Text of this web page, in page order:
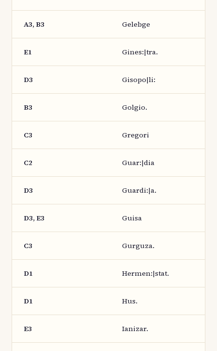
A3, B3 Gelebge
E1 Gines:|tra.
D3 Gisopo|li:
B3 Golgio.
C3 Gregori
C2 Guar:|dia
D3 Guardi:|a.
D3, E3 Guisa
C3 Gurguza.
D1 Hermen:|stat.
D1 Hus.
E3 Ianizar.